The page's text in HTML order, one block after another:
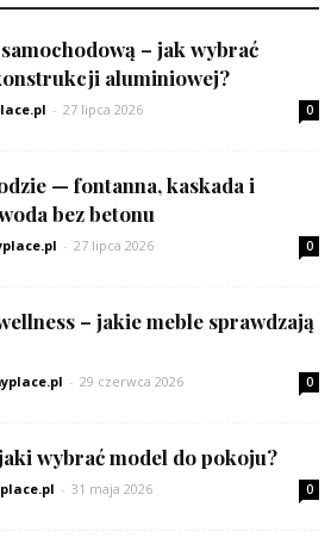
– jak wybrać
aluminiowej?
- 27 lipca 2026 0
— fontanna, kaskada i
bez betonu
- 27 lipca 2026 0
– jakie meble sprawdzają
- 29 czerwca 2026 0
wybrać model do pokoju?
- 31 maja 2026 0